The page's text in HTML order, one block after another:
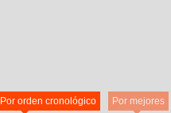
Por mejores
Por orden cronológico